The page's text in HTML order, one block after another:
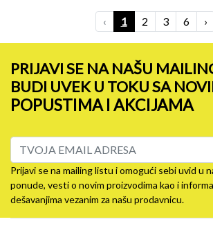
‹ 1 2 3 6 ›
PRIJAVI SE NA NAŠU
BUDI UVEK U TOKU SA
POPUSTIMA I AKCIJAMA
Prijavi se na mailing listu i omogući sebi uvid u
ponude, vesti o novim proizvodima kao i
dešavanjima vezanim za našu prodavnicu.